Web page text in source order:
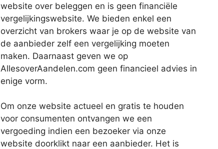
website over beleggen en is geen financiële
vergelijkingswebsite. We bieden enkel een
overzicht van brokers waar je op de website van
de aanbieder zelf een vergelijking moeten
maken. Daarnaast geven we op
AllesoverAandelen.com geen financieel advies in
enige vorm.
Om onze website actueel en gratis te houden
voor consumenten ontvangen we een
vergoeding indien een bezoeker via onze
website doorklikt naar een aanbieder. Het is